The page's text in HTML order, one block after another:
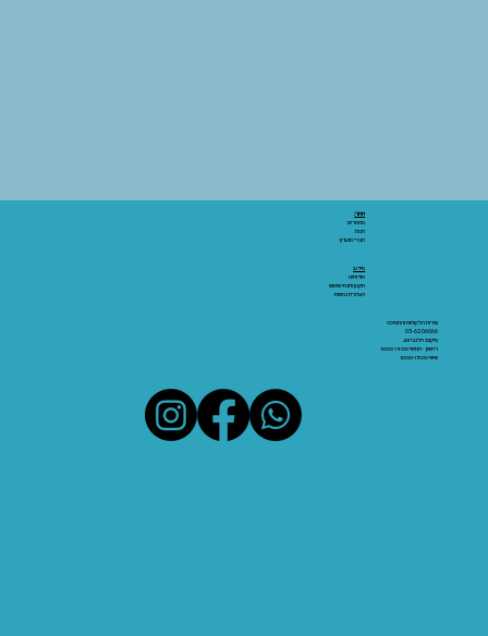
שירות הלקוחות והתמיכה
03-6206066
מיקום: אלנבי 43
ראשון - חמישי 10:00-19:00
שישי 10:00-15:00
אתר:
מאמרים
חנות
חברי מועדון
מידע:
אודותינו
תקנון ותנאי שימוש
הצהרת נגישות